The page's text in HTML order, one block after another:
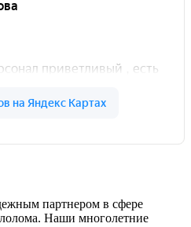
партнером в сфере
Наши многолетние